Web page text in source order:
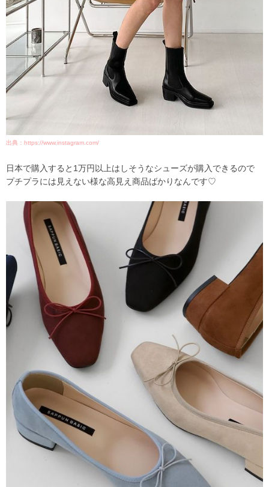
出典：https://www.instagram.com/
日本で購入すると1万円以上はしそうなシューズが購入できるので
プチプラには見えない様な高見え商品ばかりなんです♡